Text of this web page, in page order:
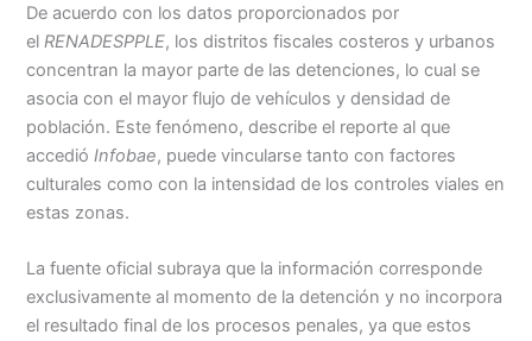
De acuerdo con los datos proporcionados por
el RENADESPPLE, los distritos fiscales costeros y urbanos
concentran la mayor parte de las detenciones, lo cual se
asocia con el mayor flujo de vehículos y densidad de
población. Este fenómeno, describe el reporte al que
accedió Infobae, puede vincularse tanto con factores
culturales como con la intensidad de los controles viales en
estas zonas.
La fuente oficial subraya que la información corresponde
exclusivamente al momento de la detención y no incorpora
el resultado final de los procesos penales, ya que estos